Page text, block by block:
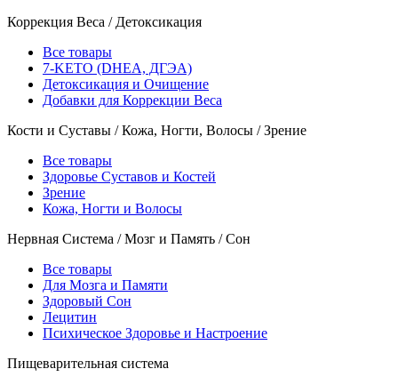
Коррекция Веса / Детоксикация
Все товары
7-KETO (DHEA, ДГЭА)
Детоксикация и Очищение
Добавки для Коррекции Веса
Кости и Суставы / Кожа, Ногти, Волосы / Зрение
Все товары
Здоровье Суставов и Костей
Зрение
Кожа, Ногти и Волосы
Нервная Система / Мозг и Память / Сон
Все товары
Для Мозга и Памяти
Здоровый Сон
Лецитин
Психическое Здоровье и Настроение
Пищеварительная система